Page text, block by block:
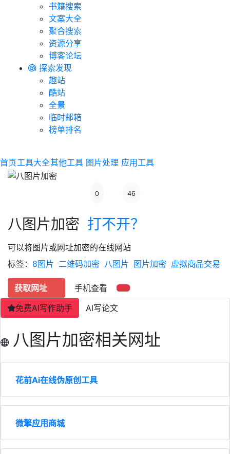
书籍搜索
文案大全
聚合搜索
资源分享
博客论坛
探索发现
趣站
酷站
全景
临时邮箱
榜单排名
首页工具大全其他工具 图片处理 应用工具
0 46
八图片加密 打不开？
可以将图片或网址加密的在线网站
标签： 8图片 二维码加密 八图片 图片加密 虚拟商品交易
获取网址
手机查看
免费AI写作助手
AI写论文
八图片加密相关网址
花前Ai在线伪原创工具
微擎应用商城